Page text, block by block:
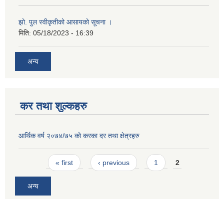
झो. पुल स्वीकृतीको आसायको सूचना ।
मिति: 05/18/2023 - 16:39
अन्य
कर तथा शुल्कहरु
आर्थिक वर्ष २०७४/७५ को करका दर तथा क्षेत्रहरु
Pages« first ‹ previous 1 2
अन्य